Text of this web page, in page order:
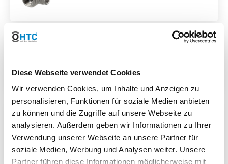
Diese Webseite verwendet Cookies
Wir verwenden Cookies, um Inhalte und Anzeigen zu
personalisieren, Funktionen für soziale Medien anbieten
zu können und die Zugriffe auf unsere Webseite zu
analysieren. Außerdem geben wir Informationen zu Ihrer
Verwendung unserer Webseite an unsere Partner für
soziale Medien, Werbung und Analysen weiter. Unsere
Partner führen diese Informationen möglicherweise mit
Filterkorb Edelstahl, Aussengewinde